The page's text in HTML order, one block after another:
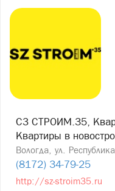
СЗ СТРОИМ.35,
Квартиры в
Вологда, ул.
(8172) 34-79-25
http://sz-stroim35.ru